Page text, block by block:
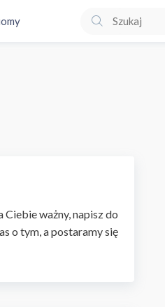
ważny, napisz do
o tym, a postaramy się